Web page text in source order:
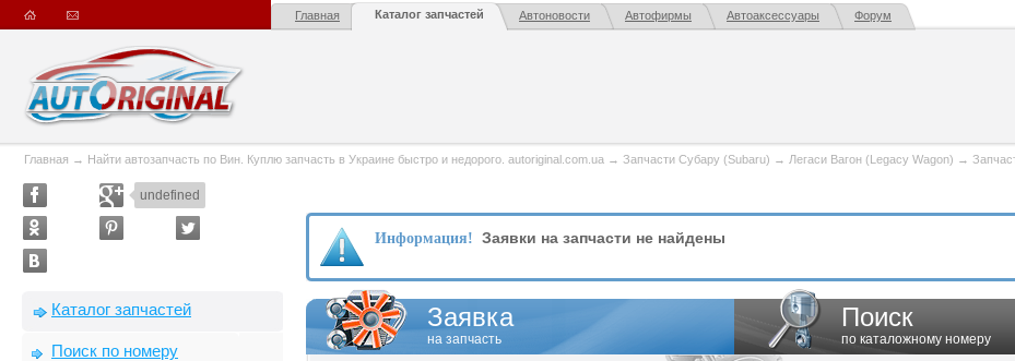
Главная Каталог запчастей Автоновости Автофирмы Автоаксессуары Форум
Главная → Найти автозапчасть по Вин. Куплю запчасть в Украине быстро и недорого. autoriginal.com.ua → Запчасти Субару (Subaru) → Легаси Вагон (Legacy Wagon) →
undefined
Каталог запчастей
Поиск по номеру
Информация! Заявки на запчасти не найдены
Заявка
на запчасть
Поиск
по каталожному номеру